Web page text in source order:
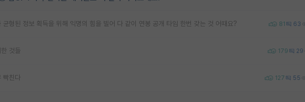
균형된 정보 획득을 위해 익명의 힘을 빌어 다 같이 연봉 공개 타임 한번 갖는 것 어때요? 81 63
것들 179 29
친다 127 55